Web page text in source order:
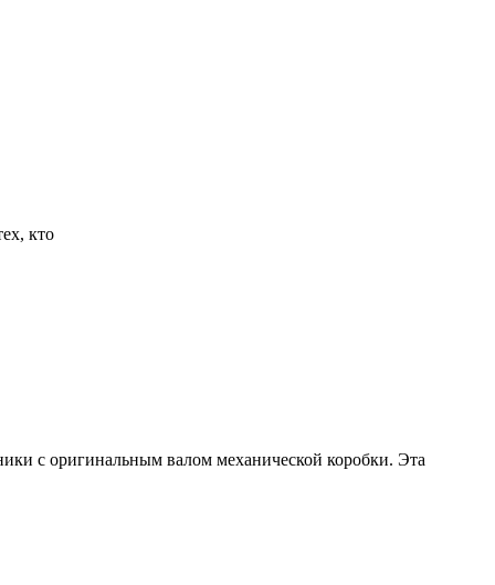
кто
с оригинальным валом механической коробки. Эта